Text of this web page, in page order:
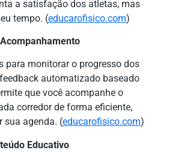
a satisfação dos atletas, mas
tempo. (educarofisico.com)
para monitorar o progresso dos
automatizado baseado
que você acompanhe o
corredor de forma eficiente,
sua agenda. (educarofisico.com)
Educativo